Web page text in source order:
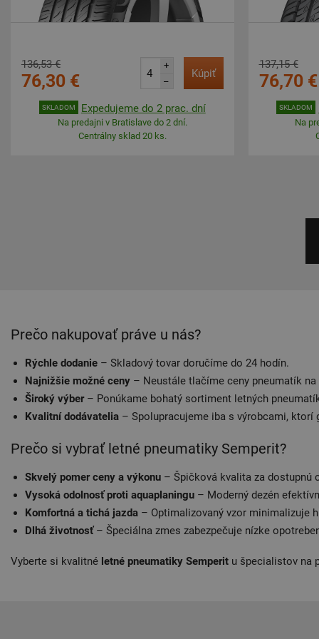
136,53 €
76,30 €
+
–
Kúpiť
SKLADOM Expedujeme do 2 prac. dní
Na predajni v Bratislave do 2 dní.
Centrálny sklad 20 ks.
137,15 €
76,70 €
SKLADOM
Na
Prečo nakupovať práve u nás?
Rýchle dodanie – Skladový tovar doručíme do 24 hodín.
Najnižšie možné ceny – Neustále tlačíme ceny pneumatík
Široký výber– Ponúkame bohatý sortiment letných
Kvalitní dodávatelia – Spolupracujeme iba s výrobcami,
Prečo si vybrať letné pneumatiky Semperit?
Skvelý pomer ceny a výkonu – Špičková kvalita za dostupnú
Vysoká odolnosť proti aquaplaningu – Moderný dezén
Komfortná a tichá jazda – Optimalizovaný vzor minimalizuje
Dlhá životnosť– Špeciálna zmes zabezpečuje nízke
Vyberte si kvalitné letné pneumatiky Semperit u špecialistov na